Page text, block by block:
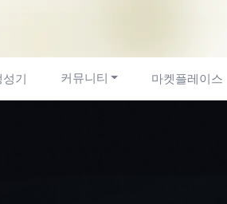
기 커뮤니티 마켓플레이스